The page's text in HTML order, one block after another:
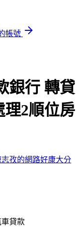
帳號
銀行 轉貸
理2順位房
志孜的網路好康大分
貸款